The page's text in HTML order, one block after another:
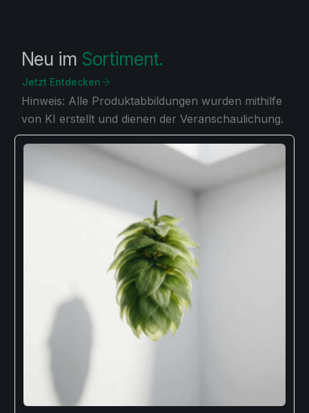
Neu im Sortiment.
Jetzt Entdecken
Hinweis: Alle Produktabbildungen wurden mithilfe
von KI erstellt und dienen der Veranschaulichung.